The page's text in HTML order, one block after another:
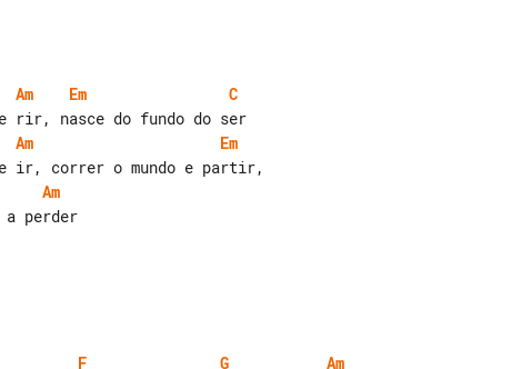
Am Em
C
Am
Em
Am
F G
Am